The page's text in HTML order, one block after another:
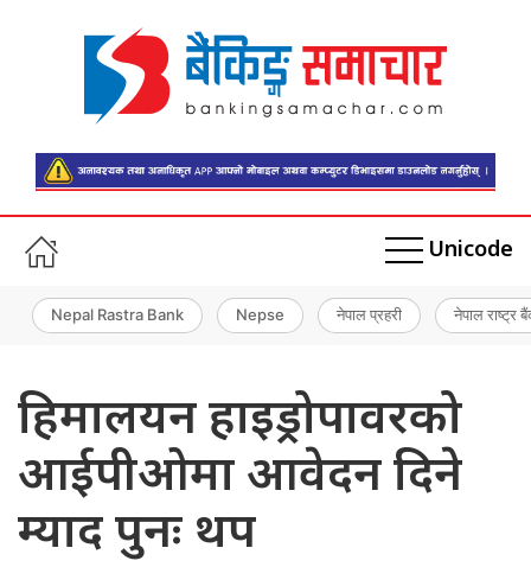
Unicode
Nepal Rastra Bank Nepse नेपाल प्रहरी नेपाल राष्ट्र
हिमालयन हाइड्रोपावरको
आईपीओमा आवेदन दिने
म्याद पुनः थप